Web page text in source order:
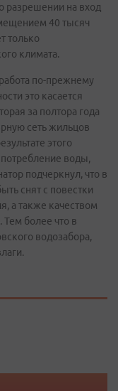
разрешении на вход
40 тысяч
только
климата.
по-прежнему
это касается
за полтора года
сеть жильцов
этого
воды,
подчеркнул, что в
снят с повестки
а также качеством
более что в
водозабора,